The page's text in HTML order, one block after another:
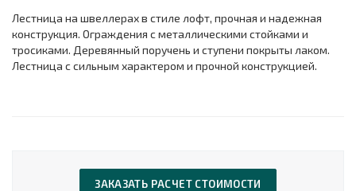
Лестница на швеллерах в стиле лофт, прочная и надежная
конструкция. Ограждения с металлическими стойками и
тросиками. Деревянный поручень и ступени покрыты лаком.
Лестница с сильным характером и прочной конструкцией.
ЗАКАЗАТЬ РАСЧЕТ СТОИМОСТИ